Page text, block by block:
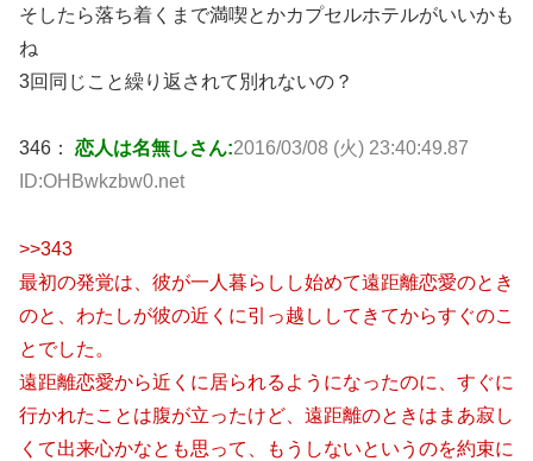
そしたら落ち着くまで満喫とかカプセルホテルがいいかも
ね
3回同じこと繰り返されて別れないの？
346： 恋人は名無しさん:2016/03/08 (火) 23:40:49.87
ID:OHBwkzbw0.net
>>343
最初の発覚は、彼が一人暮らしし始めて遠距離恋愛のとき
のと、わたしが彼の近くに引っ越ししてきてからすぐのこ
とでした。
遠距離恋愛から近くに居られるようになったのに、すぐに
行かれたことは腹が立ったけど、遠距離のときはまあ寂し
くて出来心かなとも思って、もうしないというのを約束に